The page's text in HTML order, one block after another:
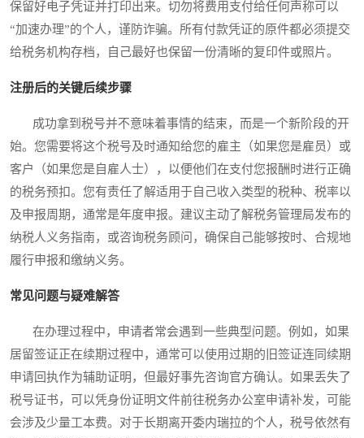
保留好电子凭证并打印出来。切勿将费用支付给任何声称可以
“加速办理”的个人，谨防诈骗。所有付款凭证的原件都必须提交
给税务机构存档，自己最好也保留一份清晰的复印件或照片。
注册后的关键后续步骤
成功拿到税号并不意味着事情的结束，而是一个新阶段的开
始。您需要将这个税号及时通知给您的雇主（如果您是雇员）或
客户（如果您是自雇人士），以便他们在支付您报酬时进行正确
的税务预扣。您有责任了解适用于自己收入类型的税种、税率以
及申报周期，通常是年度申报。建议主动了解税务管理局发布的
纳税人义务指南，或咨询税务顾问，确保自己能够按时、合规地
履行申报和缴纳义务。
常见问题与疑难解答
在办理过程中，申请者常会遇到一些典型问题。例如，如果
居留签证正在续期过程中，通常可以使用过期的旧签证连同续期
申请回执作为辅助证明，但最好事先咨询官方确认。如果丢失了
税号证书，可以凭身份证明文件前往税务办公室申请补发，可能
会涉及少量工本费。对于长期离开委内瑞拉的个人，税号依然有